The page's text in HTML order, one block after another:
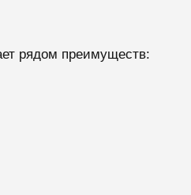
рядом преимуществ: